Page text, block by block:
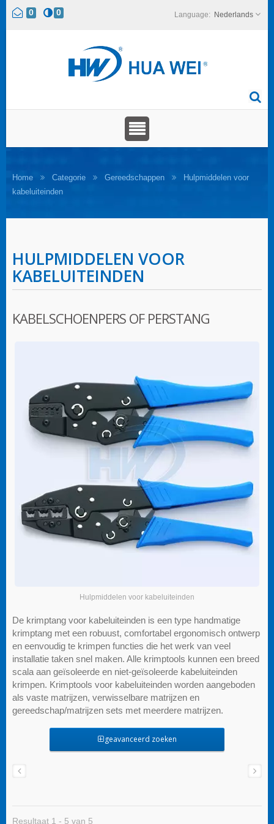
0 0 Nederlands
Home Categorie Gereedschappen
Hulpmiddelen voor
kabeluiteinden
HULPMIDDELEN VOOR
KABELUITEINDEN
KABELSCHOENPERS OF PERSTANG
Hulpmiddelen voor kabeluiteinden
De krimptang voor kabeluiteinden is een type handmatige
krimptang met een robuust, comfortabel ergonomisch ontwerp
en eenvoudig te krimpen functies die het werk van veel
installatie taken snel maken. Alle krimptools kunnen een breed
scala aan geïsoleerde en niet-geïsoleerde kabeluiteinden
krimpen. Krimptools voor kabeluiteinden worden aangeboden
als vaste matrijzen, verwisselbare matrijzen en
gereedschap/matrijzen sets met meerdere matrijzen.
geavanceerd zoeken
Resultaat 1 - 5 van 5